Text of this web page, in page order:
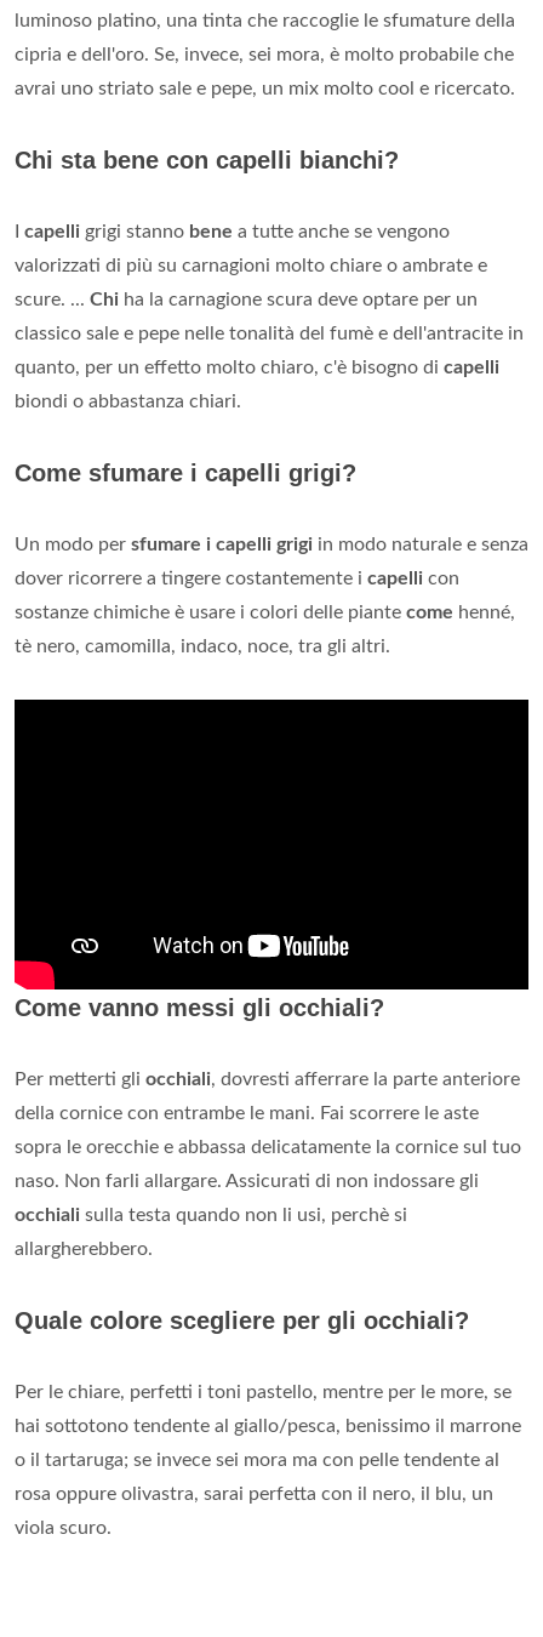
luminoso platino, una tinta che raccoglie le sfumature della
cipria e dell'oro. Se, invece, sei mora, è molto probabile che
avrai uno striato sale e pepe, un mix molto cool e ricercato.
Chi sta bene con capelli bianchi?
capelli grigi stanno bene a tutte anche se vengono
valorizzati di più su carnagioni molto chiare o ambrate e
scure. ... Chi ha la carnagione scura deve optare per un
classico sale e pepe nelle tonalità del fumè e dell'antracite in
quanto, per un effetto molto chiaro, c'è bisogno di capelli
biondi o abbastanza chiari.
Come sfumare i capelli grigi?
Un modo per sfumare i capelli grigi in modo naturale e senza
dover ricorrere a tingere costantemente i capelli con
sostanze chimiche è usare i colori delle piante come henné,
tè nero, camomilla, indaco, noce, tra gli altri.
Come vanno messi gli occhiali?
Per metterti gli occhiali, dovresti afferrare la parte anteriore
della cornice con entrambe le mani. Fai scorrere le aste
sopra le orecchie e abbassa delicatamente la cornice sul tuo
naso. Non farli allargare. Assicurati di non indossare gli
occhiali sulla testa quando non li usi, perchè si
allargherebbero.
Quale colore scegliere per gli occhiali?
Per le chiare, perfetti i toni pastello, mentre per le more, se
hai sottotono tendente al giallo/pesca, benissimo il marrone
o il tartaruga; se invece sei mora ma con pelle tendente al
rosa oppure olivastra, sarai perfetta con il nero, il blu, un
viola scuro.